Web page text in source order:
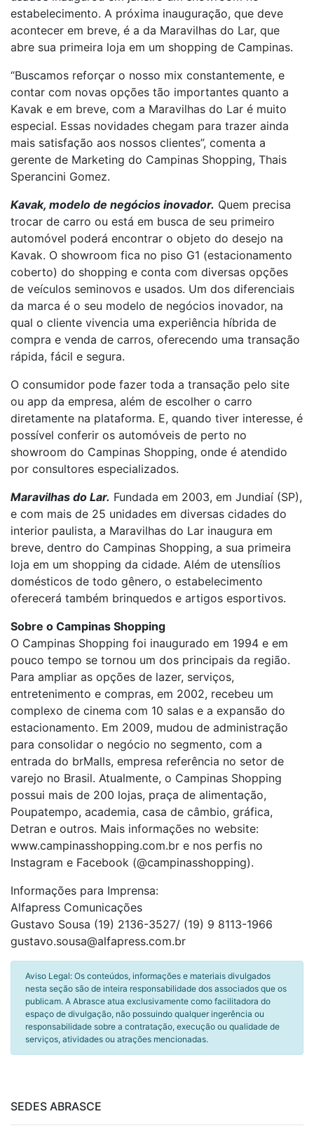
estabelecimento. A próxima inauguração, que deve
acontecer em breve, é a da Maravilhas do Lar, que
abre sua primeira loja em um shopping de Campinas.
“Buscamos reforçar o nosso mix constantemente, e
contar com novas opções tão importantes quanto a
Kavak e em breve, com a Maravilhas do Lar é muito
especial. Essas novidades chegam para trazer ainda
mais satisfação aos nossos clientes”, comenta a
gerente de Marketing do Campinas Shopping, Thais
Sperancini Gomez.
Kavak, modelo de negócios inovador. Quem precisa
trocar de carro ou está em busca de seu primeiro
automóvel poderá encontrar o objeto do desejo na
Kavak. O showroom fica no piso G1 (estacionamento
coberto) do shopping e conta com diversas opções
de veículos seminovos e usados. Um dos diferenciais
da marca é o seu modelo de negócios inovador, na
qual o cliente vivencia uma experiência híbrida de
compra e venda de carros, oferecendo uma transação
rápida, fácil e segura.
O consumidor pode fazer toda a transação pelo site
ou app da empresa, além de escolher o carro
diretamente na plataforma. E, quando tiver interesse, é
possível conferir os automóveis de perto no
showroom do Campinas Shopping, onde é atendido
por consultores especializados.
Maravilhas do Lar. Fundada em 2003, em Jundiaí (SP),
e com mais de 25 unidades em diversas cidades do
interior paulista, a Maravilhas do Lar inaugura em
breve, dentro do Campinas Shopping, a sua primeira
loja em um shopping da cidade. Além de utensílios
domésticos de todo gênero, o estabelecimento
oferecerá também brinquedos e artigos esportivos.
Sobre o Campinas Shopping
O Campinas Shopping foi inaugurado em 1994 e em
pouco tempo se tornou um dos principais da região.
Para ampliar as opções de lazer, serviços,
entretenimento e compras, em 2002, recebeu um
complexo de cinema com 10 salas e a expansão do
estacionamento. Em 2009, mudou de administração
para consolidar o negócio no segmento, com a
entrada do brMalls, empresa referência no setor de
varejo no Brasil. Atualmente, o Campinas Shopping
possui mais de 200 lojas, praça de alimentação,
Poupatempo, academia, casa de câmbio, gráfica,
Detran e outros. Mais informações no website:
www.campinasshopping.com.br e nos perfis no
Instagram e Facebook (@campinasshopping).
Informações para Imprensa:
Alfapress Comunicações
Gustavo Sousa (19) 2136-3527/ (19) 9 8113-1966
gustavo.sousa@alfapress.com.br
Aviso Legal: Os conteúdos, informações e materiais divulgados
nesta seção são de inteira responsabilidade dos associados que os
publicam. A Abrasce atua exclusivamente como facilitadora do
espaço de divulgação, não possuindo qualquer ingerência ou
responsabilidade sobre a contratação, execução ou qualidade de
serviços, atividades ou atrações mencionadas.
SEDES ABRASCE